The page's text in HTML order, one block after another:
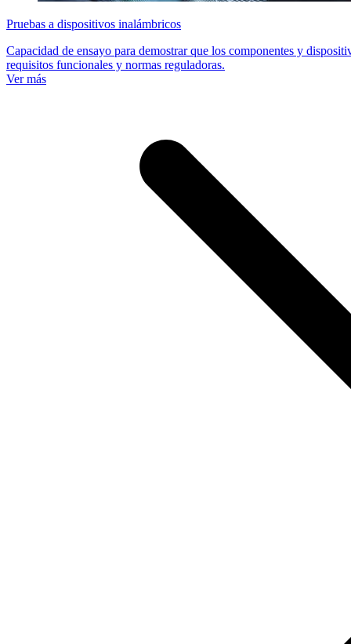
Pruebas a dispositivos inalámbricos
Capacidad de ensayo para demostrar que los componentes y
requisitos funcionales y normas reguladoras.
Ver más